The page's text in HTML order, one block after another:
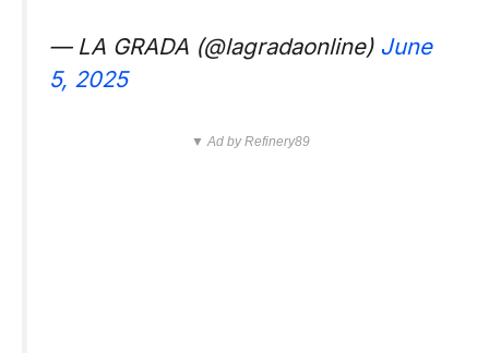
— LA GRADA (@lagradaonline) June
5, 2025
▼ Ad by Refinery89